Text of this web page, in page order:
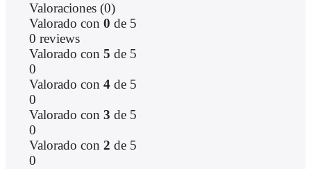
Valoraciones (0)
Valorado con 0 de 5
0 reviews
Valorado con 5 de 5
0
Valorado con 4de 5
0
Valorado con 3 de 5
0
Valorado con 2 de 5
0